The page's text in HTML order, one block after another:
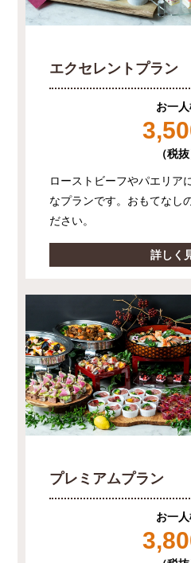
エクセレントプラン
お一
（税抜
ローストビーフやパエリア
なプランです。おもてなし
ださい。
詳しく
プレミアムプラン
お一